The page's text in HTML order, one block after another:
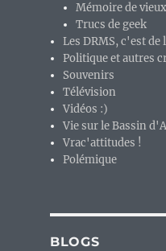
Mémoire de
Trucs de geek
Les DRMS, c'est
Politique et autres
Souvenirs
Télévision
Vidéos :)
Vie sur le Bassin
Vrac'attitudes !
Polémique
BLOGS